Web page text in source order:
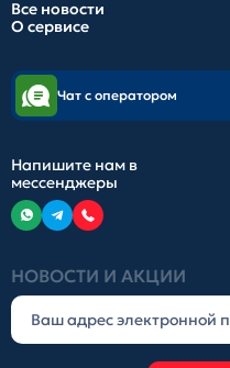
Все новости
О сервисе
НОВОСТИ И АКЦИИ
Чат с оператором
Напишите нам в
мессенджеры